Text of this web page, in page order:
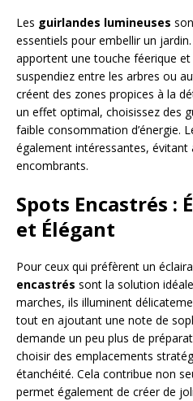
Les guirlandes lumineuses
essentiels pour embellir un
apportent une touche féerique et
suspendiez entre les arbres ou
créent des zones propices à la
un effet optimal, choisissez des
faible consommation d’énergie.
également intéressantes, évitant
encombrants.
Spots Encastrés :
et Élégant
Pour ceux qui préfèrent un
encastrés sont la solution
marches, ils illuminent
tout en ajoutant une note de
demande un peu plus de
choisir des emplacements
étanchéité. Cela contribue non
permet également de créer de